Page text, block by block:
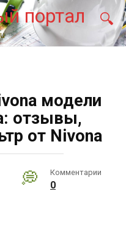
портал
модели
отзывы,
от Nivona
Комментарии
0